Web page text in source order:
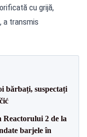
cu grijă,
a transmis
bărbați, suspectați
Reactorului 2 de la
barjele în